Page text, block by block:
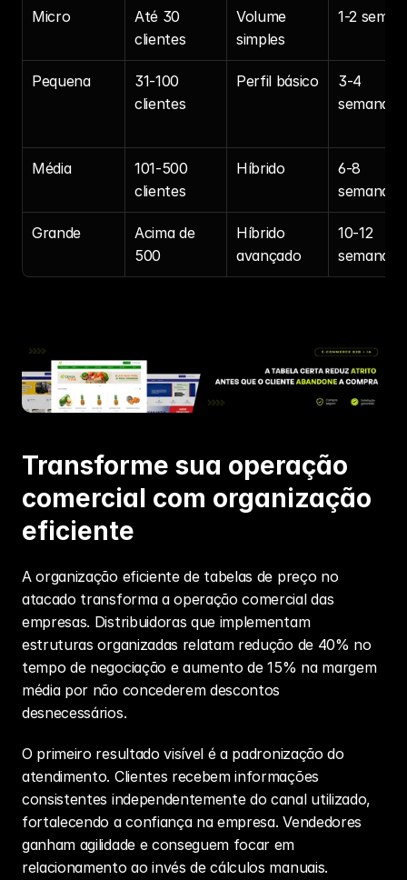
Micro
Até 30
clientes
Volume
simples
1-2
Pequena
31-100
clientes
Perfil básico
3-4
semanas
Média
101-500
clientes
Híbrido
6-8
semanas
Grande
Acima de
500
Híbrido
avançado
10-12
semanas
Transforme sua operação
comercial com organização
eficiente
A organização eficiente de tabelas de preço no
atacado transforma a operação comercial das
empresas. Distribuidoras que implementam
estruturas organizadas relatam redução de 40% no
tempo de negociação e aumento de 15% na margem
média por não concederem descontos
desnecessários.
O primeiro resultado visível é a padronização do
atendimento. Clientes recebem informações
consistentes independentemente do canal utilizado,
fortalecendo a confiança na empresa. Vendedores
ganham agilidade e conseguem focar em
relacionamento ao invés de cálculos manuais.